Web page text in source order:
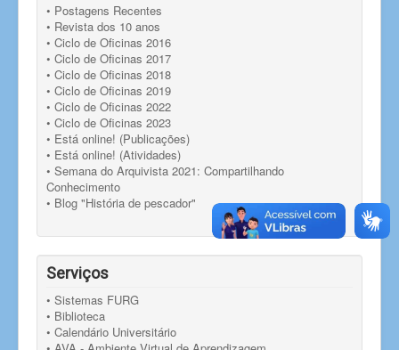
• Postagens Recentes
• Revista dos 10 anos
• Ciclo de Oficinas 2016
• Ciclo de Oficinas 2017
• Ciclo de Oficinas 2018
• Ciclo de Oficinas 2019
• Ciclo de Oficinas 2022
• Ciclo de Oficinas 2023
• Está online! (Publicações)
• Está online! (Atividades)
• Semana do Arquivista 2021: Compartilhando
Conhecimento
• Blog "História de pescador"
Serviços
• Sistemas FURG
• Biblioteca
• Calendário Universitário